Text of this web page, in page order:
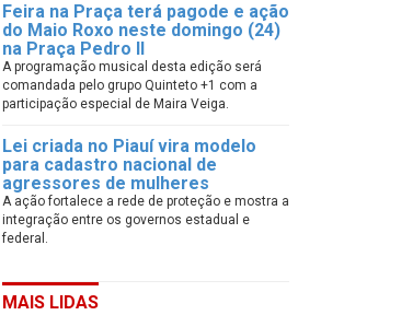
Feira na Praça terá pagode e ação
do Maio Roxo neste domingo (24)
na Praça Pedro II
A programação musical desta edição será
comandada pelo grupo Quinteto +1 com a
participação especial de Maira Veiga.
Lei criada no Piauí vira modelo
para cadastro nacional de
agressores de mulheres
A ação fortalece a rede de proteção e mostra a
integração entre os governos estadual e
federal.
MAIS LIDAS